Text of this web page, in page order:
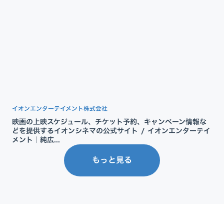
イオンエンターテイメント株式会社
映画の上映スケジュール、チケット予約、キャンペーン情報な
どを提供するイオンシネマの公式サイト / イオンエンターテイ
メント｜純広...
もっと見る